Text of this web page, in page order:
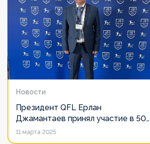
Новости
Президент QFL Ерлан
Джамантаев принял участие в 50-
м Общем собрании Европейских
11 марта 2025